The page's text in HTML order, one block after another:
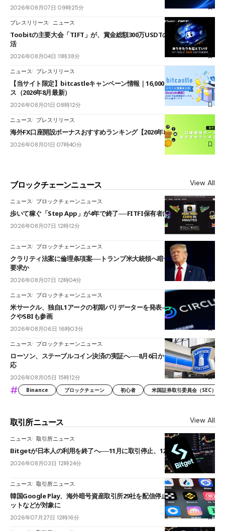
2026年08月07日 09時25分
プレスリリース ニュース
Toobitの主要大会「TIFT」が、賞金総額300万USDTのレースとして復
活
2026年08月04日 11時38分
ニュース プレスリリース
【当サイト限定】bitcastleキャンペーン情報｜16,000円口座開設ボーナ
ス（2026年8月最新）
2026年08月01日 08時12分
ニュース プレスリリース
海外FX口座開設ボーナスおすすめランキング【2026年8月最新】
2026年08月01日 07時40分
ブロックチェーンニュース View All
ニュース ブロックチェーンニュース
歩いて稼ぐ「Step App」が4年で終了──FITFI保有者に対応呼びかけ
2026年08月07日 12時12分
ニュース ブロックチェーンニュース
クラリティ法案に倫理条項案──トランプ米大統領へ暗号資産事業の売却
要求か
2026年08月07日 12時04分
ニュース ブロックチェーンニュース
米サークル、独自L1アークの初期バリデーターを発表――ブラックロッ
クやSBIも参画
2026年08月06日 16時03分
ニュース ブロックチェーンニュース
ローソン、ステーブルコイン決済の実証へ──8月6日からJPYCやUSDC対
応
2026年08月05日 15時12分
# Binance ブロックチェーン 初心者 米国証券取引委員会（SEC）
取引所ニュース View All
ニュース 取引所ニュース
Bitgetが日本人の利用を終了へ──11月に取引停止、12月末に強制決済
2026年08月03日 12時24分
ニュース 取引所ニュース
韓国Google Play、海外暗号資産取引所29社を配信停止──OKXやバイビ
ットなどが対象に
2026年07月27日 12時16分